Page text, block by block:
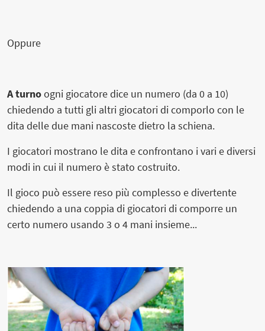
Oppure
A turnoogni giocatore dice un numero (da 0 a 10)
chiedendo a tutti gli altri giocatori di comporlo con le
dita delle due mani nascoste dietro la schiena.
I giocatori mostrano le dita e confrontano i vari e diversi
modi in cui il numero è stato costruito.
Il gioco può essere reso più complesso e divertente
chiedendo a una coppia di giocatori di comporre un
certo numero usando 3 o 4 mani insieme...